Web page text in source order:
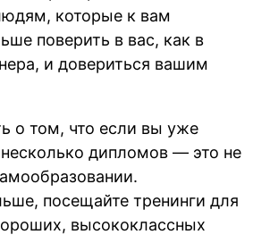
которые к вам
поверить в вас, как в
и довериться вашим
о том, что если вы уже
дипломов — это не
посещайте тренинги для
высококлассных